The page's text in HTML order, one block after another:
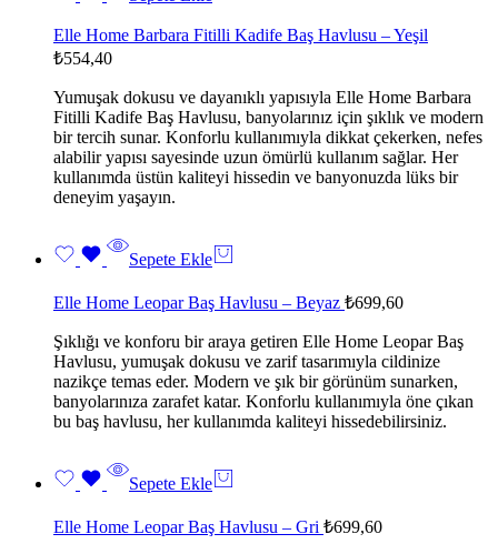
Elle Home Barbara Fitilli Kadife Baş Havlusu – Yeşil
₺554,40
Yumuşak dokusu ve dayanıklı yapısıyla Elle Home Barbara
Fitilli Kadife Baş Havlusu, banyolarınız için şıklık ve modern
bir tercih sunar. Konforlu kullanımıyla dikkat çekerken, nefes
alabilir yapısı sayesinde uzun ömürlü kullanım sağlar. Her
kullanımda üstün kaliteyi hissedin ve banyonuzda lüks bir
deneyim yaşayın.
Sepete Ekle
Elle Home Leopar Baş Havlusu – Beyaz ₺699,60
Şıklığı ve konforu bir araya getiren Elle Home Leopar Baş
Havlusu, yumuşak dokusu ve zarif tasarımıyla cildinize
nazikçe temas eder. Modern ve şık bir görünüm sunarken,
banyolarınıza zarafet katar. Konforlu kullanımıyla öne çıkan
bu baş havlusu, her kullanımda kaliteyi hissedebilirsiniz.
Sepete Ekle
Elle Home Leopar Baş Havlusu – Gri ₺699,60